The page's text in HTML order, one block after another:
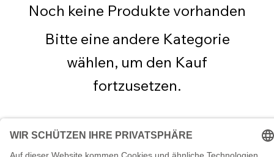
Noch keine Produkte vorhanden
Bitte eine andere Kategorie
wählen, um den Kauf
fortzusetzen.